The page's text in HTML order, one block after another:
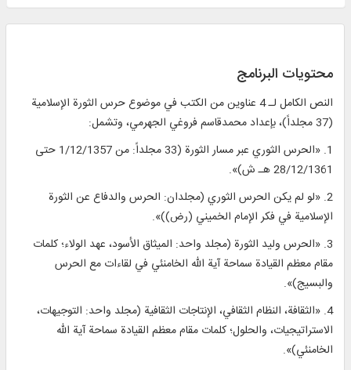
محتويات البرنامج
النص الكامل لـ 4 عناوين من الكتب في موضوع حرس الثورة الإسلامية
(37 مجلداً)، بإعداد محمدقاسم فروغي الجهرمي، وتشمل:
1. «الحرس الثوري عبر مسار الثورة (33 مجلداً: من 1/12/1357 حتى
28/12/1361 هـ ش)».
2. «لو لم يكن الحرس الثوري (مجلدان: الحرس والدفاع عن الثورة
الإسلامية في فكر الإمام الخميني (رض))».
3. «الحرس وليد الثورة (مجلد واحد: الميثاق الأسود، عهد الولاء؛ كلمات
مقام معظم القيادة سماحة آية الله الخامنئي في لقاءات مع الحرس
والبسيج)».
4. «الثقافة، النظام الثقافي، الإنتاجات الثقافية (مجلد واحد: التوجيهات،
الاستراتيجيات، والحلول؛ كلمات مقام معظم القيادة سماحة آية الله
الخامنئي)».